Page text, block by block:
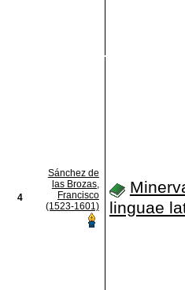
4
Sánchez de
las Brozas,
Francisco
(1523-1601)
linguae